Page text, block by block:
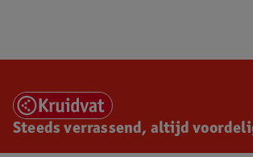
Steeds verrassend, altijd